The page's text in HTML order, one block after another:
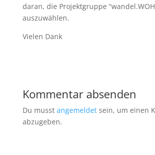
daran, die Projektgruppe
auszuwählen.
Vielen Dank
Kommentar absenden
Du musst angemeldetsein, um einen
abzugeben.